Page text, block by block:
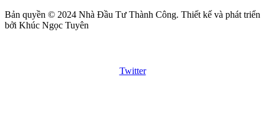
Bản quyền © 2024 Nhà Đầu Tư Thành Công. Thiết kế và phát triển
bởi Khúc Ngọc Tuyên
Twitter